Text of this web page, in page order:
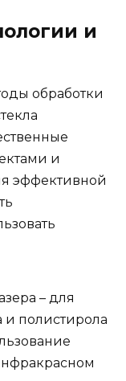
и
обработки
и
эффективной
– для
и полистирола